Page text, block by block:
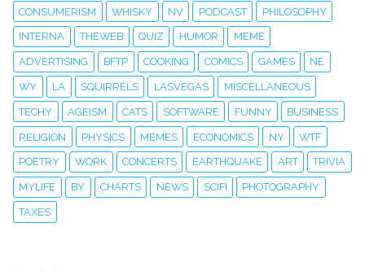
CONSUMERISM WHISKY NV PODCAST PHILOSOPHY
INTERNA THEWEB QUIZ HUMOR MEME
ADVERTISING BFTP COOKING COMICS GAMES NE
WY LA SQUIRRELS LASVEGAS MISCELLANEOUS
TECHY AGEISM CATS SOFTWARE FUNNY BUSINESS
RELIGION PHYSICS MEMES ECONOMICS NY WTF
POETRY WORK CONCERTS EARTHQUAKE ART TRIVIA
MYLIFE BY CHARTS NEWS SCIFI PHOTOGRAPHY
TAXES